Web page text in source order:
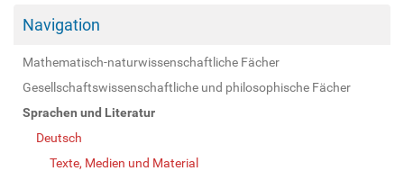
Navigation
Mathematisch-naturwissenschaftliche Fächer
Gesellschaftswissenschaftliche und philosophische Fächer
Sprachen und Literatur
Deutsch
Texte, Medien und Material